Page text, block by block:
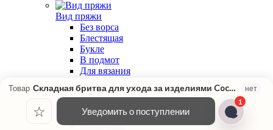
Вид пряжи
Без ворса
Блестящая
Букле
В подмот
Для вязания
Классическая
Меланжевая
Мохеровая
Товар Складная бритва для ухода за изделиями Cocoknits нет
☆ Уведомить о поступлении
1